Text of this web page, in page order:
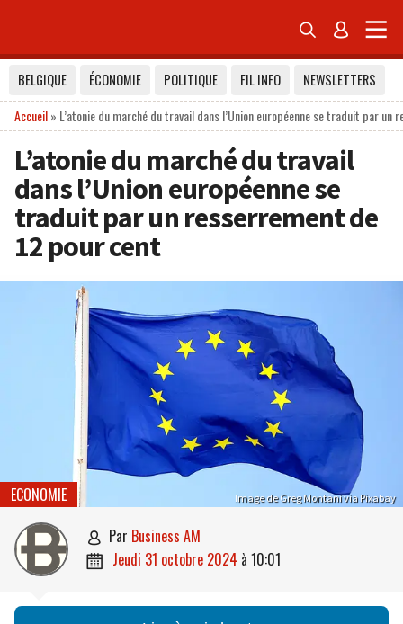
 
BELGIQUE ÉCONOMIE POLITIQUE FIL INFO
NEWSLETTERS
Accueil» L’atonie du marché du travail dans l’Union européenne se traduit par un
L’atonie du marché du travail
dans l’Union européenne se
traduit par un resserrement de
12 pour cent
Image de Greg Montani via Pixabay
ECONOMIE
 par Business AM
 jeudi 31 octobre 2024 à 10:01